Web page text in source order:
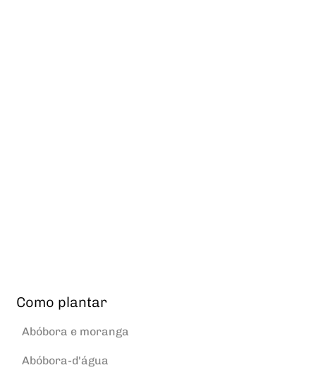
Como plantar
Abóbora e moranga
Abóbora-d'água